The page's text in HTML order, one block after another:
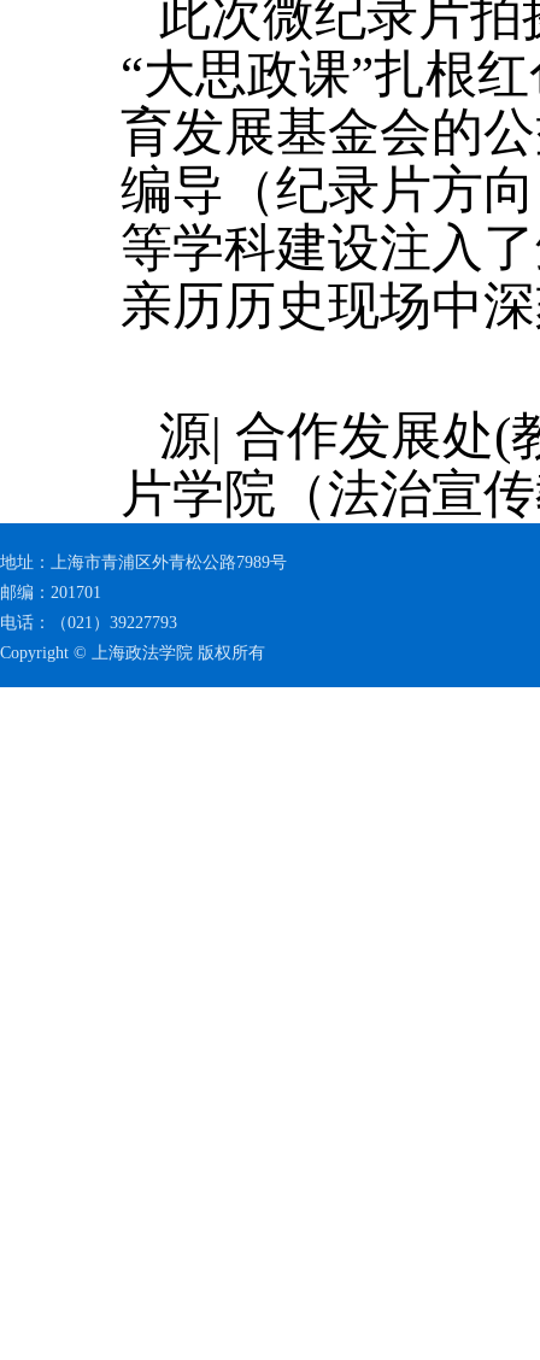
此次微纪录片
“大思政课”扎根
育发展基金会的
编导（纪录片方
等学科建设注入
亲历历史现场中
源| 合作发展处(
片学院（法治宣
地址：上海市青浦区外青松公路7989号
邮编：201701
电话：（021）39227793
Copyright © 上海政法学院 版权所有